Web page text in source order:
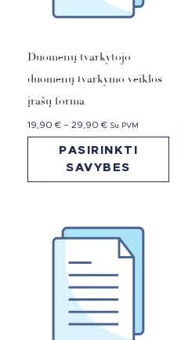
Duomenų tvarkytojo
duomenų tvarkymo veiklos
įrašų forma
19,90€ – 29,90€ Su PVM
PASIRINKTI
SAVYBES